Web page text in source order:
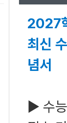
2027
최신
념서
▶ 수